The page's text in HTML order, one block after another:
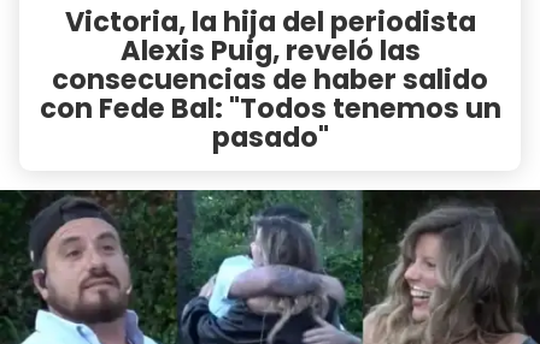
Victoria, la hija del periodista
Alexis Puig, reveló las
consecuencias de haber salido
con Fede Bal: "Todos tenemos un
pasado"